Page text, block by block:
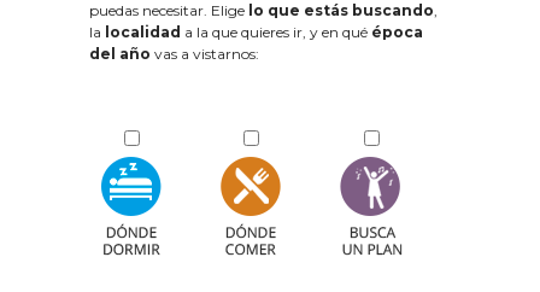
puedas necesitar. Elige lo que estás buscando,
la localidad a la que quieres ir, y en qué época
del año vas a vistarnos: